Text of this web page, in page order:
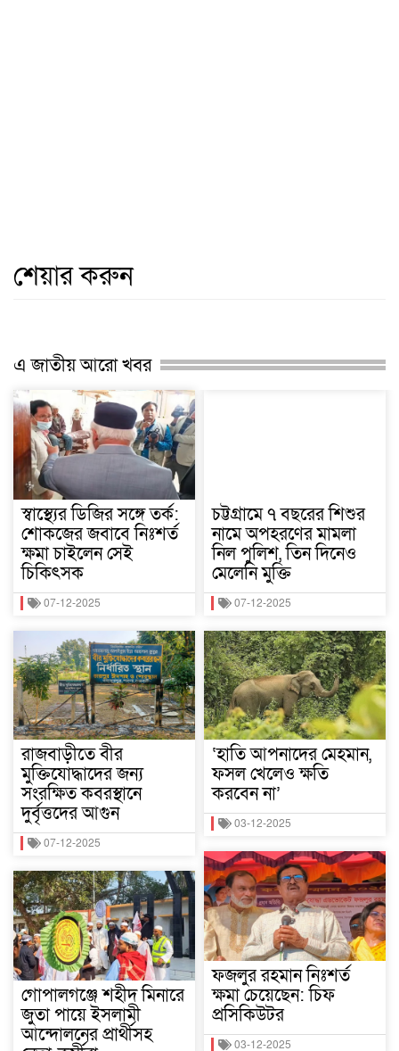
শেয়ার করুন
এ জাতীয় আরো খবর
স্বাস্থ্যের ডিজির সঙ্গে তর্ক:
শোকজের জবাবে নিঃশর্ত
ক্ষমা চাইলেন সেই
চিকিৎসক
07-12-2025
রাজবাড়ীতে বীর
মুক্তিযোদ্ধাদের জন্য
সংরক্ষিত কবরস্থানে
দুর্বৃত্তদের আগুন
07-12-2025
গোপালগঞ্জে শহীদ মিনারে
জুতা পায়ে ইসলামী
আন্দোলনের প্রার্থীসহ
চট্টগ্রামে ৭ বছরের শিশুর
নামে অপহরণের মামলা
নিল পুলিশ, তিন দিনেও
মেলেনি মুক্তি
07-12-2025
‘হাতি আপনাদের মেহমান,
ফসল খেলেও ক্ষতি
করবেন না’
03-12-2025
ফজলুর রহমান নিঃশর্ত
ক্ষমা চেয়েছেন: চিফ
প্রসিকিউটর
03-12-2025